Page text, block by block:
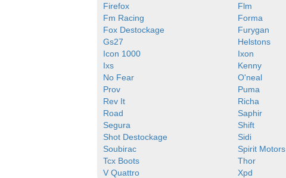
Firefox
Flm
Fm Racing
Forma
Fox Destockage
Furygan
Gs27
Helstons
Icon 1000
Ixon
Ixs
Kenny
No Fear
O'neal
Prov
Puma
Rev It
Richa
Road
Saphir
Segura
Shift
Shot Destockage
Sidi
Soubirac
Spirit Motors
Tcx Boots
Thor
V Quattro
Xpd